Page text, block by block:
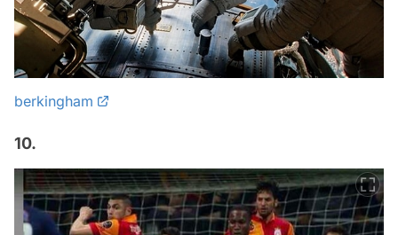
berkingham
10.